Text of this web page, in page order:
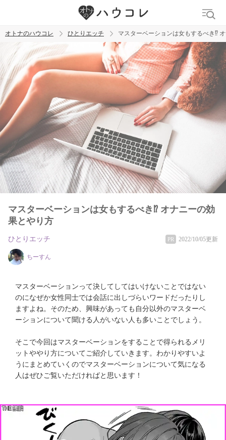
トレンド ワード
ラブグッズ 乳首 クリトリス バイブ
オトナのハウコレ ひとりエッチ マスターベーションは女もするべき⁉
マスターベーションは女もするべき⁉ オナニーの効
果とやり方
ひとりエッチ PR 2022/10/05更新
ちーすん
マスターベーションって決してしてはいけないことではない
のになぜか女性同士では会話に出しづらいワードだったりし
ますよね。そのため、興味があっても自分以外のマスターベ
ーションについて聞ける人がいない人も多いことでしょう。
そこで今回はマスターベーションをすることで得られるメリ
ットややり方についてご紹介していきます。わかりやすいよ
うにまとめていくのでマスターベーションについて気になる
人はぜひご覧いただければと思います！